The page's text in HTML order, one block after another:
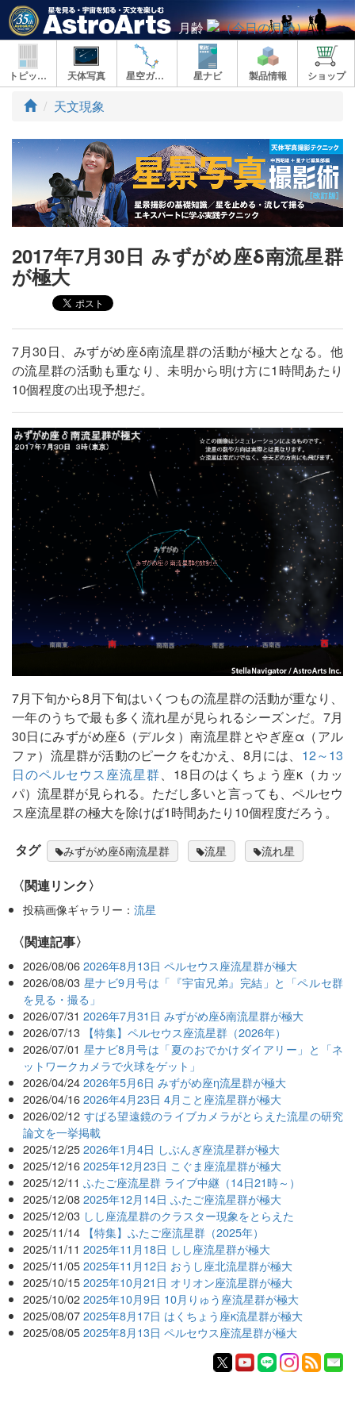
月齢
トピックス 天体写真 星空ガイド 星ナビ 製品情報 ショップ
ト
プ
天文現象
2017年7月30日 みずがめ座δ南流星群
が極大
7月30日、みずがめ座δ南流星群の活動が極大となる。他
の流星群の活動も重なり、未明から明け方に1時間あたり
10個程度の出現予想だ。
7月下旬から8月下旬はいくつもの流星群の活動が重なり、
一年のうちで最も多く流れ星が見られるシーズンだ。7月
30日にみずがめ座δ（デルタ）南流星群とやぎ座α（アル
ファ）流星群が活動のピークをむかえ、8月には、 12～13
日のペルセウス座流星群、18日のはくちょう座κ（カッ
パ）流星群が見られる。ただし多いと言っても、ペルセウ
ス座流星群の極大を除けば1時間あたり10個程度だろう。
タグ みずがめ座δ南流星群 流星 流れ星
〈関連リンク〉
投稿画像ギャラリー：流星
関連記事
2026/08/06 2026年8月13日 ペルセウス座流星群が極大
2026/08/03 星ナビ9月号は「『宇宙兄弟』完結」と「ペルセ群
を見る・撮る」
2026/07/31 2026年7月31日 みずがめ座δ南流星群が極大
2026/07/13 【特集】ペルセウス座流星群（2026年）
2026/07/01 星ナビ8月号は「夏のおでかけダイアリー」と「ネ
ットワークカメラで火球をゲット」
2026/04/24 2026年5月6日 みずがめ座η流星群が極大
2026/04/16 2026年4月23日 4月こと座流星群が極大
2026/02/12 すばる望遠鏡のライブカメラがとらえた流星の研究
論文を一挙掲載
2025/12/25 2026年1月4日 しぶんぎ座流星群が極大
2025/12/16 2025年12月23日 こぐま座流星群が極大
2025/12/11 ふたご座流星群 ライブ中継（14日21時～）
2025/12/08 2025年12月14日 ふたご座流星群が極大
2025/12/03 しし座流星群のクラスター現象をとらえた
2025/11/14 【特集】ふたご座流星群（2025年）
2025/11/11 2025年11月18日 しし座流星群が極大
2025/11/05 2025年11月12日 おうし座北流星群が極大
2025/10/15 2025年10月21日 オリオン座流星群が極大
2025/10/02 2025年10月9日 10月りゅう座流星群が極大
2025/08/07 2025年8月17日 はくちょう座κ流星群が極大
2025/08/05 2025年8月13日 ペルセウス座流星群が極大